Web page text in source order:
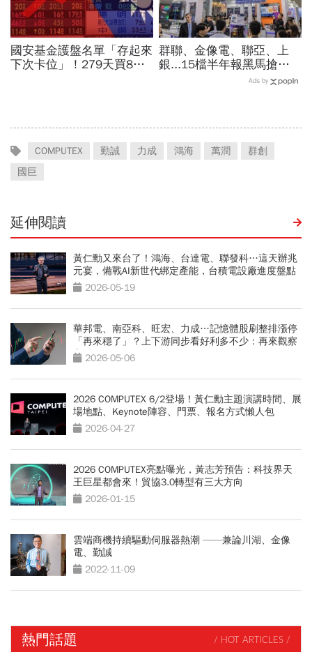
國安基金護盤名單「存起來
下次卡位」！279天買8檔
群聯、金像電、聯亞、上
銀...15檔半年報黑馬搶先
卡位！分析師揭選股4指
Ads by
COMPUTEX 勤誠 力成 鴻海 萬潤
群創
國巨
延伸閱讀
黃仁勳又來台了！鴻海、台達電、聯發科…這天辦兆
元宴，備戰AI新世代綁定產能，台積電設廠進度盤點
2026-05-19
華邦電、南亞科、旺宏、力成…記憶體股刷整排漲停
「再來穩了」？上下游同步看好利多不少：再來觀察
它動作
2026-05-06
2026 COMPUTEX 6/2登場！黃仁勳主題演講時間、展
場地點、Keynote陣容、門票、報名方式懶人包
2026-04-27
2026 COMPUTEX亮點曝光，黃志芳預告：科技界天
王巨星都會來！貿協3.0轉型有三大方向
2026-01-15
雲端商機持續驅動伺服器熱潮 ——兼論川湖、金像
電、勤誠
2022-11-09
熱門話題 / HOT ARTICLES /